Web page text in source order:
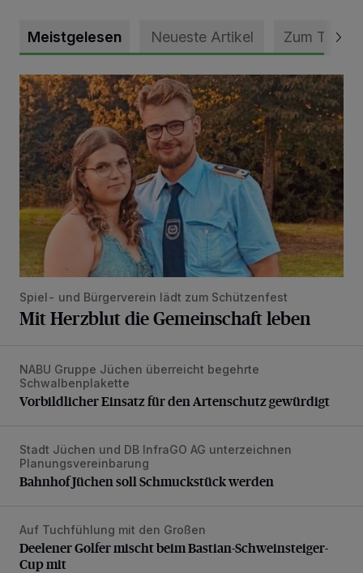
Meistgelesen Neueste Artikel Zum Thema
Mit Herzblut die Gemeinschaft leben
Spiel- und Bürgerverein lädt zum Schützenfest
Mit Herzblut die Gemeinschaft leben
Vorbildlicher Einsatz für den Artenschutz gewürdigt
NABU Gruppe Jüchen überreicht begehrte
Schwalbenplakette
Vorbildlicher Einsatz für den Artenschutz gewürdigt
Bahnhof Jüchen soll Schmuckstück werden
Stadt Jüchen und DB InfraGO AG unterzeichnen
Planungsvereinbarung
Bahnhof Jüchen soll Schmuckstück werden
Deelener Golfer mischt beim Bastian-Schweinsteiger-
Auf Tuchfühlung mit den Großen
Deelener Golfer mischt beim Bastian-Schweinsteiger-
Cup mit